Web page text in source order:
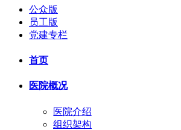
公众版
员工版
党建专栏
首页
医院概况
医院介绍
组织架构